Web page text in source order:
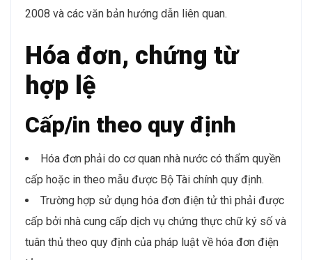
2008 và các văn bản hướng dẫn liên quan.
Hóa đơn, chứng từ
hợp lệ
Cấp/in theo quy định
Hóa đơn phải do cơ quan nhà nước có thẩm quyền
cấp hoặc in theo mẫu được Bộ Tài chính quy định.
Trường hợp sử dụng hóa đơn điện tử thì phải được
cấp bởi nhà cung cấp dịch vụ chứng thực chữ ký số và
tuân thủ theo quy định của pháp luật về hóa đơn điện